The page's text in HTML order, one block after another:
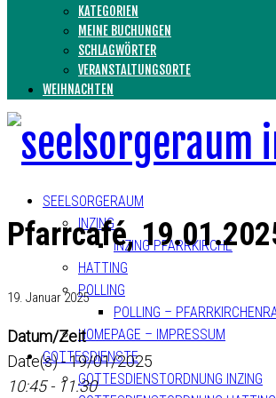
KATEGORIEN
MEINE BUCHUNGEN
SCHLAGWÖRTER
VERANSTALTUNGSORTE
WEIHNACHTEN
SEELSORGERAUM
INZING
INZING PFARRKIRCHE
HATTING
POLLING
POLLING –
HOMEPAGE – IMPRESSUM
GOTTESDIENSTE
GOTTESDIENSTORDNUNG INZING
Pfarrcafé,
19. Januar 2025
Datum/Zeit
Date(s) - 19/01/2025
10:45 - 11:30